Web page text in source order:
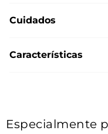
Cuidados
Características
Especialmente